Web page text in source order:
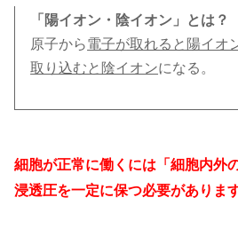
「陽イオン・陰イオン」とは？
原子から電子が取れると陽イオ
取り込むと陰イオンになる。
細胞が正常に働くには「細胞内外
浸透圧を一定に保つ必要がありま